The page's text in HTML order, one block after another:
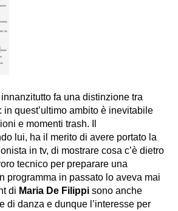
innanzitutto fa una distinzione tra
in quest’ultimo ambito è inevitabile
e momenti trash. Il
lui, ha il merito di avere portato la
in tv, di mostrare cosa c’è dietro
tecnico per preparare una
programma in passato lo aveva mai
di Maria De Filippi sono anche
di danza e dunque l’interesse per